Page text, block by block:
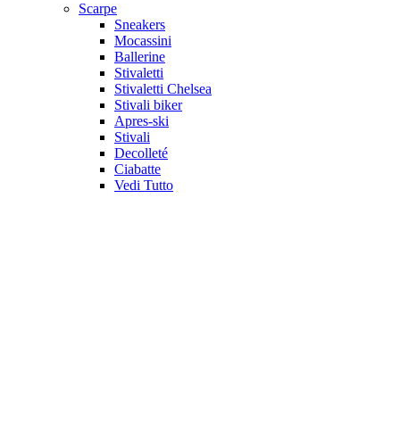
Scarpe
Sneakers
Mocassini
Ballerine
Stivaletti
Stivaletti Chelsea
Stivali biker
Apres-ski
Stivali
Decolleté
Ciabatte
Vedi Tutto